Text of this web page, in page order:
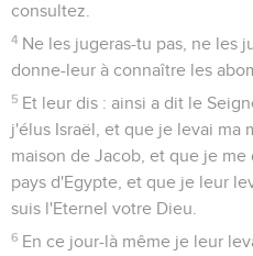
consultez.
4 Ne les jugeras-tu pas, ne les
donne-leur à connaître les
5 Et leur dis : ainsi a dit le
j'élus Israël, et que je levai ma
maison de Jacob, et que je
pays d'Egypte, et que je leur
suis l'Eternel votre Dieu.
6 En ce jour-là même je leur